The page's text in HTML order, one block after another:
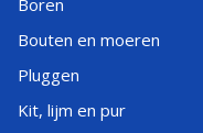
Boren
Bouten en moeren
Pluggen
Kit, lijm en pur